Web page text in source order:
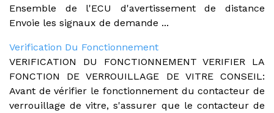
Ensemble de l'ECU d'avertissement de distance
Envoie les signaux de demande ...
Verification Du Fonctionnement
VERIFICATION DU FONCTIONNEMENT VERIFIER LA
FONCTION DE VERROUILLAGE DE VITRE CONSEIL:
Avant de vérifier le fonctionnement du contacteur de
verrouillage de vitre, s'assurer que le contacteur de